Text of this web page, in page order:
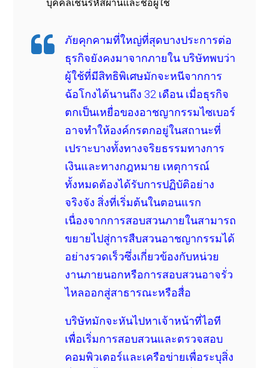
บุคคลเช่นรหัสผ่านและชื่อผู้ใช้
ภัยคุกคามที่ใหญ่ที่สุดบางประการต่อ
ธุรกิจยังคงมาจากภายใน บริษัทพบว่า
ผู้ใช้ที่มีสิทธิพิเศษมักจะหนีจากการ
ฉ้อโกงได้นานถึง 32 เดือน เมื่อธุรกิจ
ตกเป็นเหยื่อของอาชญากรรมไซเบอร์
อาจทำให้องค์กรตกอยู่ในสถานะที่
เปราะบางทั้งทางจริยธรรมทางการ
เงินและทางกฎหมาย เหตุการณ์
ทั้งหมดต้องได้รับการปฏิบัติอย่าง
จริงจัง สิ่งที่เริ่มต้นในตอนแรก
เนื่องจากการสอบสวนภายในสามารถ
ขยายไปสู่การสืบสวนอาชญากรรมได้
อย่างรวดเร็วซึ่งเกี่ยวข้องกับหน่วย
งานภายนอกหรือการสอบสวนอาจรั่ว
ไหลออกสู่สาธารณะหรือสื่อ
บริษัทมักจะหันไปหาเจ้าหน้าที่ไอที
เพื่อเริ่มการสอบสวนและตรวจสอบ
คอมพิวเตอร์และเครือข่ายเพื่อระบุสิ่ง